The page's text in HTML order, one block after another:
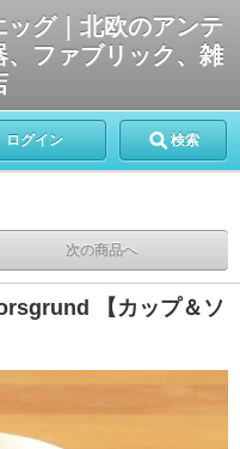
グ｜北欧のアンテ
、ファブリック、雑
ログイン 検索
次の商品へ
【カップ＆ソ